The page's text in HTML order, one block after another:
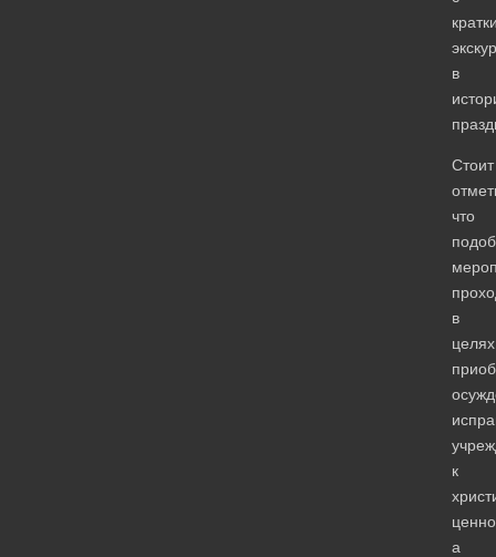
в
Стоит
что
в
целях
к
а